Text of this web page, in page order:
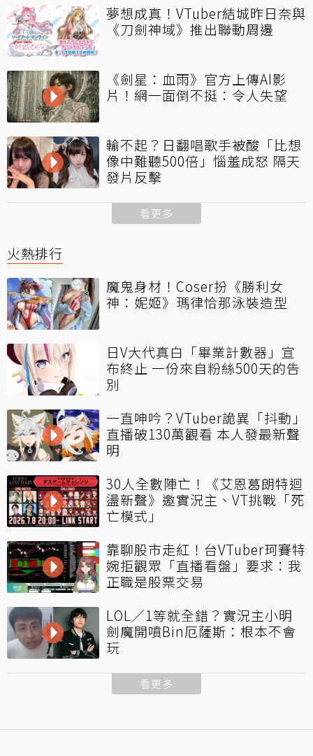
夢想成真！VTuber結城昨日奈與
《刀劍神域》推出聯動周邊
《劍星：血雨》官方上傳AI影
片！網一面倒不挺：令人失望
輸不起？日翻唱歌手被酸「比想
像中難聽500倍」惱羞成怒 隔天
發片反擊
看更多
火熱排行
魔鬼身材！Coser扮《勝利女
神：妮姬》瑪律恰那泳裝造型
日V大代真白「畢業計數器」宣
布終止 一份來自粉絲500天的告
別
一直呻吟？VTuber詭異「抖動」
直播破130萬觀看 本人發最新聲
明
30人全數陣亡！《艾恩葛朗特迴
盪新聲》邀實況主、VT挑戰「死
亡模式」
靠聊股市走紅！台VTuber珂賽特
婉拒觀眾「直播看盤」要求：我
正職是股票交易
LOL／1等就全錯？實況主小明
劍魔開噴Bin厄薩斯：根本不會
玩
看更多